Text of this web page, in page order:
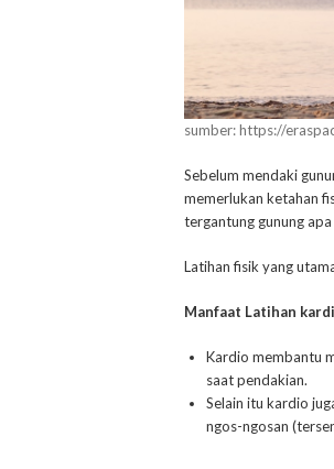
sumber: https://
Sebelum mendaki
memerlukan ketahan
tergantung gunung
Latihan fisik yang
Manfaat Latihan
Kardio membantu
saat pendakian.
Selain itu kardio
ngos-ngosan